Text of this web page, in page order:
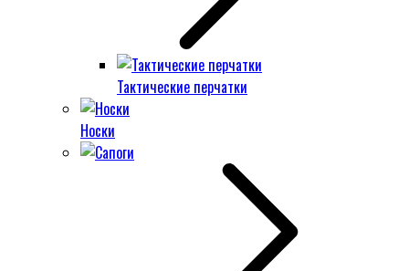
Тактические перчатки
Носки